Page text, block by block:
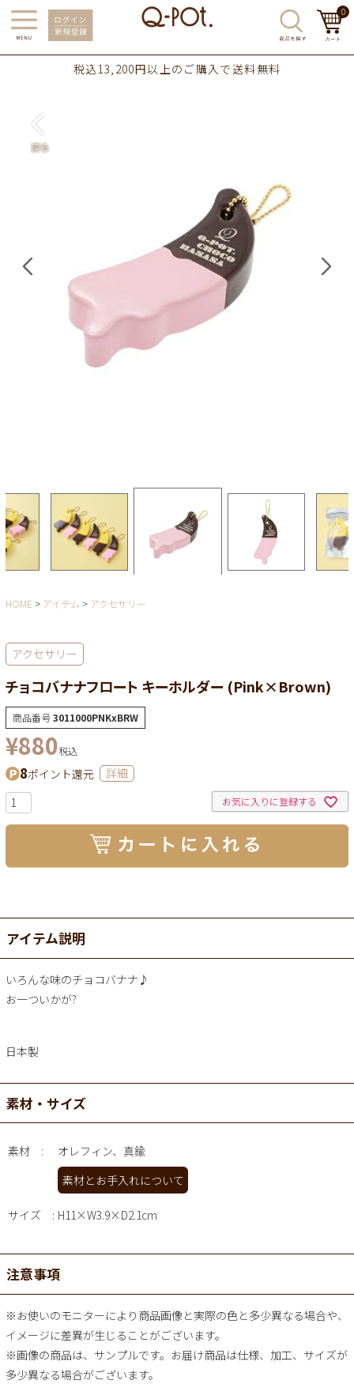
0
税込13,200円以上のご購入で送料無料
HOME アイテム アクセサリー
アクセサリー
チョコバナナフロート キーホルダー (Pink×Brown)
商品番号3011000PNKxBRW
¥880税込
8ポイント還元 詳細
お気に入りに登録する
アイテム説明
いろんな味のチョコバナナ♪
お一ついかが?
日本製
素材・サイズ
素材
オレフィン、真鍮
素材とお手入れについて
サイズ H11×W3.9×D2.1cm
注意事項
※お使いのモニターにより商品画像と実際の色と多少異なる場合や、
イメージに差異が生じることがございます。
※画像の商品は、サンプルです。お届け商品は仕様、加工、サイズが
多少異なる場合がございます。